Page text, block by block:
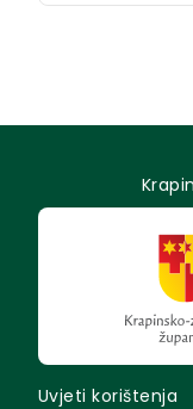
Uvjeti korištenja